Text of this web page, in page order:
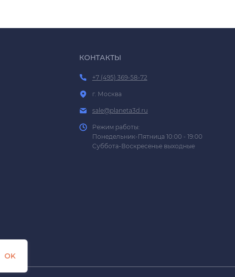
КОНТАКТЫ
+7 (495) 369-58-72
г. Москва
sale@planeta3d.ru
Режим работы:
Понедельник-Пятница 10:00 - 19:00
Суббота-Воскресенье выходные
OK